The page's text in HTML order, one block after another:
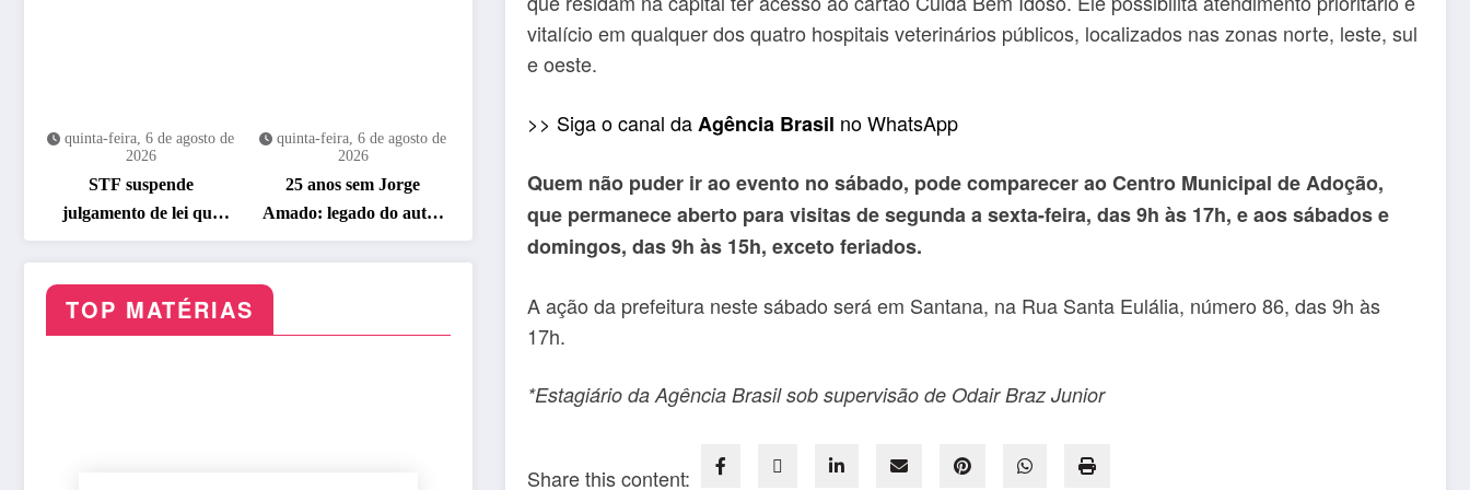
quinta-feira, 6 de agosto de
2026
STF suspende
julgamento de lei que
proíbe jogos de azar
quinta-feira, 6 de agosto de
2026
25 anos sem Jorge
Amado: legado do autor
ganha celebração na
TOP MATÉRIAS
vitalício em qualquer dos quatro hospitais veterinários públicos, localizados nas zonas norte, leste, sul
e oeste.
>> Siga o canal daAgência Brasil no WhatsApp
Quem não puder ir ao evento no sábado, pode comparecer ao Centro Municipal de Adoção,
que permanece aberto para visitas de segunda a sexta-feira, das 9h às 17h, e aos sábados e
domingos, das 9h às 15h, exceto feriados.
A ação da prefeitura neste sábado será em Santana, na Rua Santa Eulália, número 86, das 9h às
17h.
*Estagiário da Agência Brasil sob supervisão de Odair Braz Junior
Share this content: